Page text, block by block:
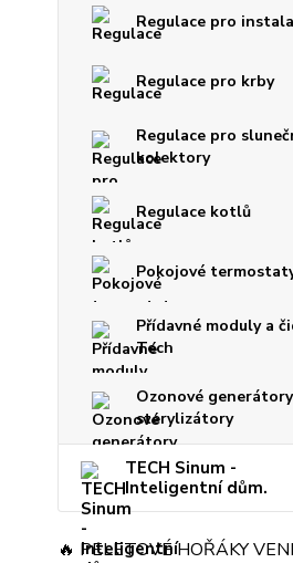
Regulace pro
Regulace pro krby
Regulace pro
kolektory
Regulace kotlů
Pokojové
Přídavné moduly a
Tech
Ozonové
sterylizátory
TECH Sinum -
Inteligentní dům.
🔥 PELETOVÉ HOŘÁKY